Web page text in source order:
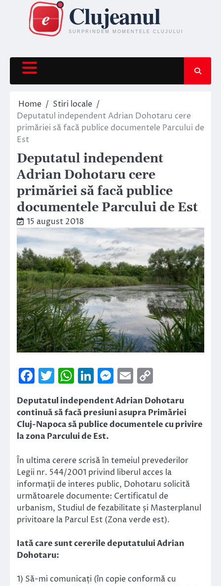
content
Home
Stiri locale
Deputatul independent Adrian Dohotaru cere
primăriei să facă publice documentele Parcului de
Est
Deputatul independent
Adrian Dohotaru cere
primăriei să facă publice
documentele Parcului de Est
15 august 2018
Facebook
Twitter
WhatsApp
LinkedIn
Messenger
Email
Link
Deputatul independent Adrian Dohotaru
continuă să facă presiuni asupra Primăriei
Cluj-Napoca să publice documentele cu privire
la zona Parcului de Est.
În ultima cerere scrisă în temeiul prevederilor
Legii nr. 544/2001 privind liberul acces la
informaţii de interes public, Dohotaru solicită
următoarele documente: Certificatul de
urbanism, Studiul de fezabilitate și Masterplanul
privitoare la Parcul Est (Zona verde est).
Iată care sunt cererile deputatului Adrian
Dohotaru:
1) Să-mi comunicați (în copie conformă cu